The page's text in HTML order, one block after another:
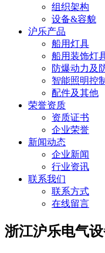
组织架构
设备&容貌
沪乐产品
船用灯具
船用装饰灯
防爆动力及
智能照明控
配件及其他
荣誉资质
资质证书
企业荣誉
新闻动态
企业新闻
行业资讯
联系我们
联系方式
在线留言
浙江沪乐电气